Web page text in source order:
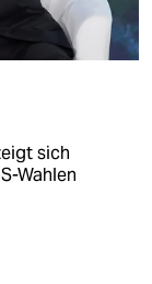
sich
Wahlen